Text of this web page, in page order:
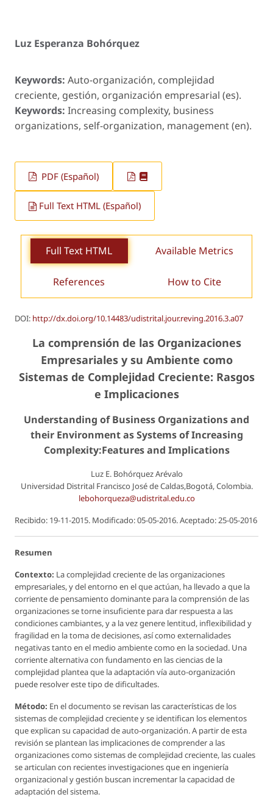
Luz Esperanza Bohórquez
Keywords: Auto-organización, complejidad
creciente, gestión, organización empresarial (es).
Keywords: Increasing complexity, business
organizations, self-organization, management (en).
PDF (Español)
Full Text HTML (Español)
Full Text HTML Available Metrics
References How to Cite
DOI: http://dx.doi.org/10.14483/udistrital.jour.reving.2016.3.a07
La comprensión de las Organizaciones
Empresariales y su Ambiente como
Sistemas de Complejidad Creciente: Rasgos
e Implicaciones
Understanding of Business Organizations and
their Environment as Systems of Increasing
Complexity:Features and Implications
Luz E. Bohórquez Arévalo
Universidad Distrital Francisco José de Caldas,Bogotá, Colombia.
lebohorqueza@udistrital.edu.co
Recibido: 19-11-2015. Modificado: 05-05-2016. Aceptado: 25-05-2016
Resumen
Contexto: La complejidad creciente de las organizaciones
empresariales, y del entorno en el que actúan, ha llevado a que la
corriente de pensamiento dominante para la comprensión de las
organizaciones se torne insuficiente para dar respuesta a las
condiciones cambiantes, y a la vez genere lentitud, inflexibilidad y
fragilidad en la toma de decisiones, así como externalidades
negativas tanto en el medio ambiente como en la sociedad. Una
corriente alternativa con fundamento en las ciencias de la
complejidad plantea que la adaptación vía auto-organización
puede resolver este tipo de dificultades.
Método: En el documento se revisan las características de los
sistemas de complejidad creciente y se identifican los elementos
que explican su capacidad de auto-organización. A partir de esta
revisión se plantean las implicaciones de comprender a las
organizaciones como sistemas de complejidad creciente, las cuales
se articulan con recientes investigaciones que en ingeniería
organizacional y gestión buscan incrementar la capacidad de
adaptación del sistema.